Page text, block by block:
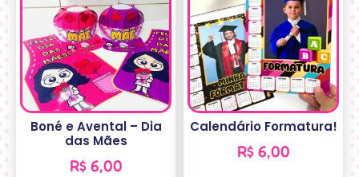
Boné e Avental – Dia
das Mães
R$6,00
Calendário Formatura!
R$6,00